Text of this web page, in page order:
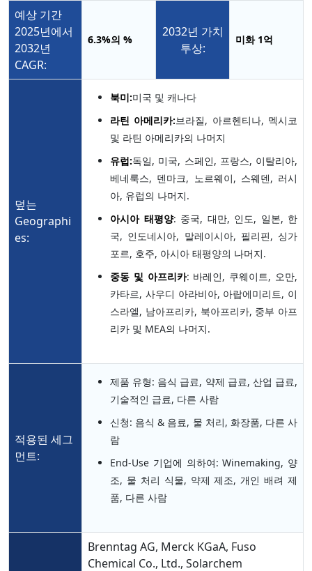
예상 기간
2025년에서
2032년
CAGR:
6.3%의 %
2032년 가치
투상:
미화 1억
덮는
Geographi
es:
북미:미국 및 캐나다
라틴 아메리카:브라질, 아르헨티나, 멕시코
및 라틴 아메리카의 나머지
유럽:독일, 미국, 스페인, 프랑스, 이탈리아,
베네룩스, 덴마크, 노르웨이, 스웨덴, 러시
아, 유럽의 나머지.
아시아 태평양: 중국, 대만, 인도, 일본, 한
국, 인도네시아, 말레이시아, 필리핀, 싱가
포르, 호주, 아시아 태평양의 나머지.
중동 및 아프리카: 바레인, 쿠웨이트, 오만,
카타르, 사우디 아라비아, 아랍에미리트, 이
스라엘, 남아프리카, 북아프리카, 중부 아프
리카 및 MEA의 나머지.
적용된 세그
먼트:
제품 유형: 음식 급료, 약제 급료, 산업 급료,
기술적인 급료, 다른 사람
신청: 음식 & 음료, 물 처리, 화장품, 다른 사
람
End-Use 기업에 의하여: Winemaking, 양
조, 물 처리 식물, 약제 제조, 개인 배려 제
품, 다른 사람
Brenntag AG, Merck KGaA, Fuso
Chemical Co., Ltd., Solarchem